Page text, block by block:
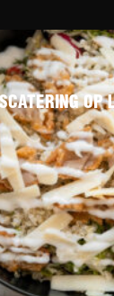
CATERING OP